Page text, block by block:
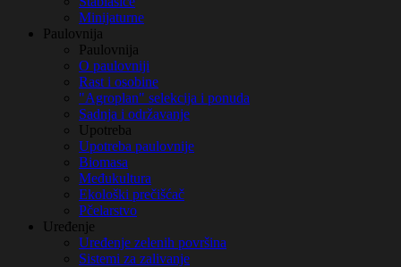
Minijaturne
Paulovnija
Paulovnija
O paulovniji
Rast i osobine
"Agroplan" selekcija i ponuda
Sadnja i održavanje
Upotreba
Upotreba paulovnije
Biomasa
Međukultura
Ekološki prečišćač
Pčelarstvo
Uređenje
Uređenje zelenih površina
Sistemi za zalivanje